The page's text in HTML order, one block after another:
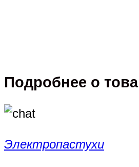
Подробнее о
Электропастухи